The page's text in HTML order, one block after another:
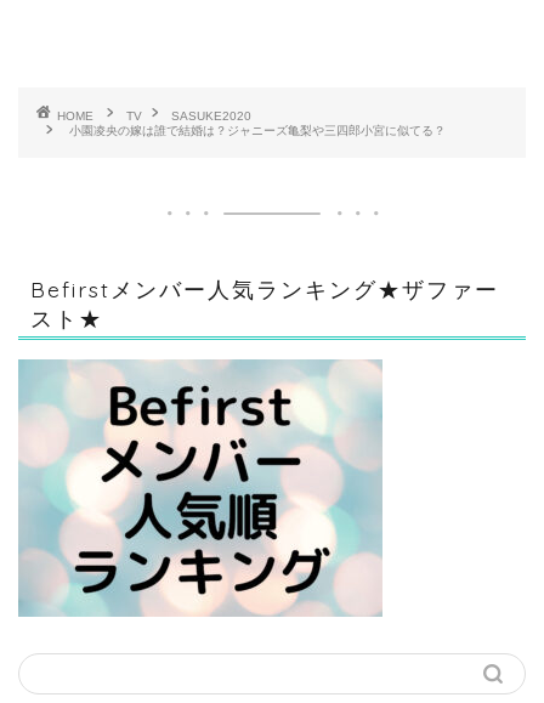
HOME TV
SASUKE2020
小園凌央の嫁は誰で結婚は？ジャニーズ亀梨や三四郎小宮に似てる？
Befirstメンバー人気ランキング★ザファー
スト★